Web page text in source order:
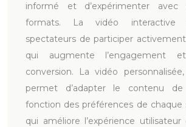
informé et d’expérimenter avec
formats. La vidéo interactive
spectateurs de participer
qui augmente l’engagement
conversion. La vidéo
permet d’adapter le contenu
fonction des préférences de chaque
qui améliore l’expérience